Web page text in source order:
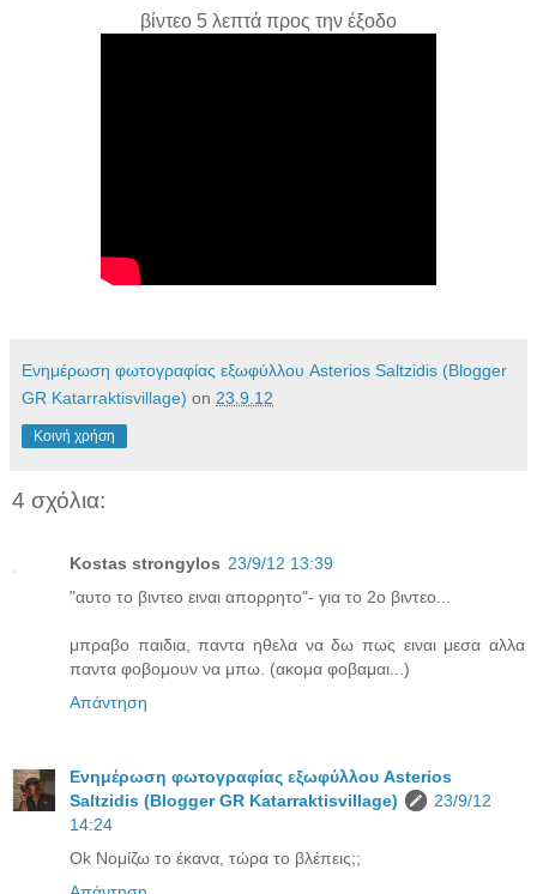
βίντεο 5 λεπτά προς την έξοδο
Ενημέρωση φωτογραφίας εξωφύλλου Asterios Saltzidis (Blogger
GR Katarraktisvillage) on 23.9.12
Κοινή χρήση
4 σχόλια:
Kostas strongylos 23/9/12 13:39
"αυτο το βιντεο ειναι απορρητο"- για το 2ο βιντεο...
μπραβο παιδια, παντα ηθελα να δω πως ειναι μεσα αλλα
παντα φοβομουν να μπω. (ακομα φοβαμαι...)
Απάντηση
Ενημέρωση φωτογραφίας εξωφύλλου Asterios
Saltzidis (Blogger GR Katarraktisvillage)
23/9/12
14:24
Ok Νομίζω το έκανα, τώρα το βλέπεις;;